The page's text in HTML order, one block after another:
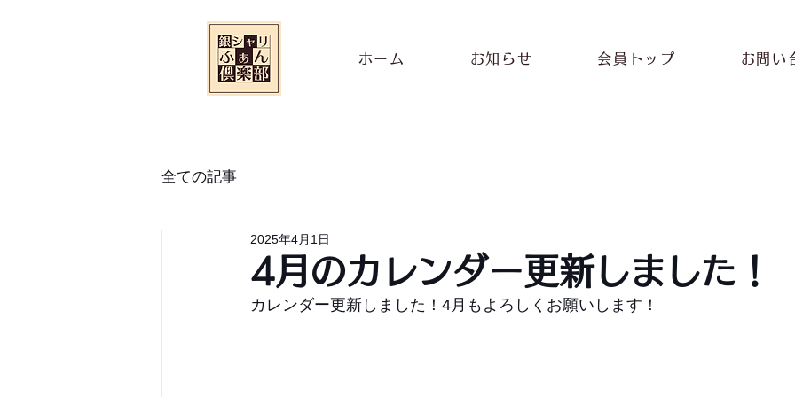
ホーム お知らせ 会員トップ お問い
全ての記事
4月のカレンダー更新しました！
2025年4月1日
カレンダー更新しました！4月もよろしくお願いします！